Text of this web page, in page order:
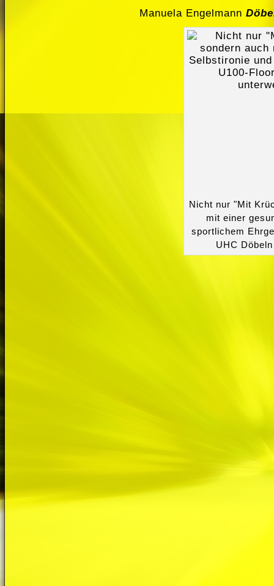
Manuela Engelmann
Nicht nur "Mit
mit einer
sportlichem
UHC